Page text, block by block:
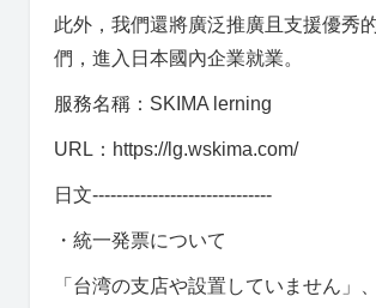
此外，我們還將廣泛推廣且支援優秀
們，進入日本國內企業就業。
服務名稱：SKIMA lerning
URL：https://lg.wskima.com/
日文------------------------------
・統一発票について
「台湾の支店や設置していません」